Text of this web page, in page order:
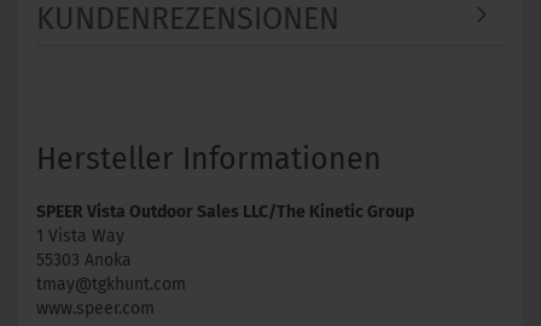
KUNDENREZENSIONEN
Hersteller Informationen
SPEER Vista Outdoor Sales LLC/The Kinetic Group
1 Vista Way
55303 Anoka
tmay@tgkhunt.com
www.speer.com